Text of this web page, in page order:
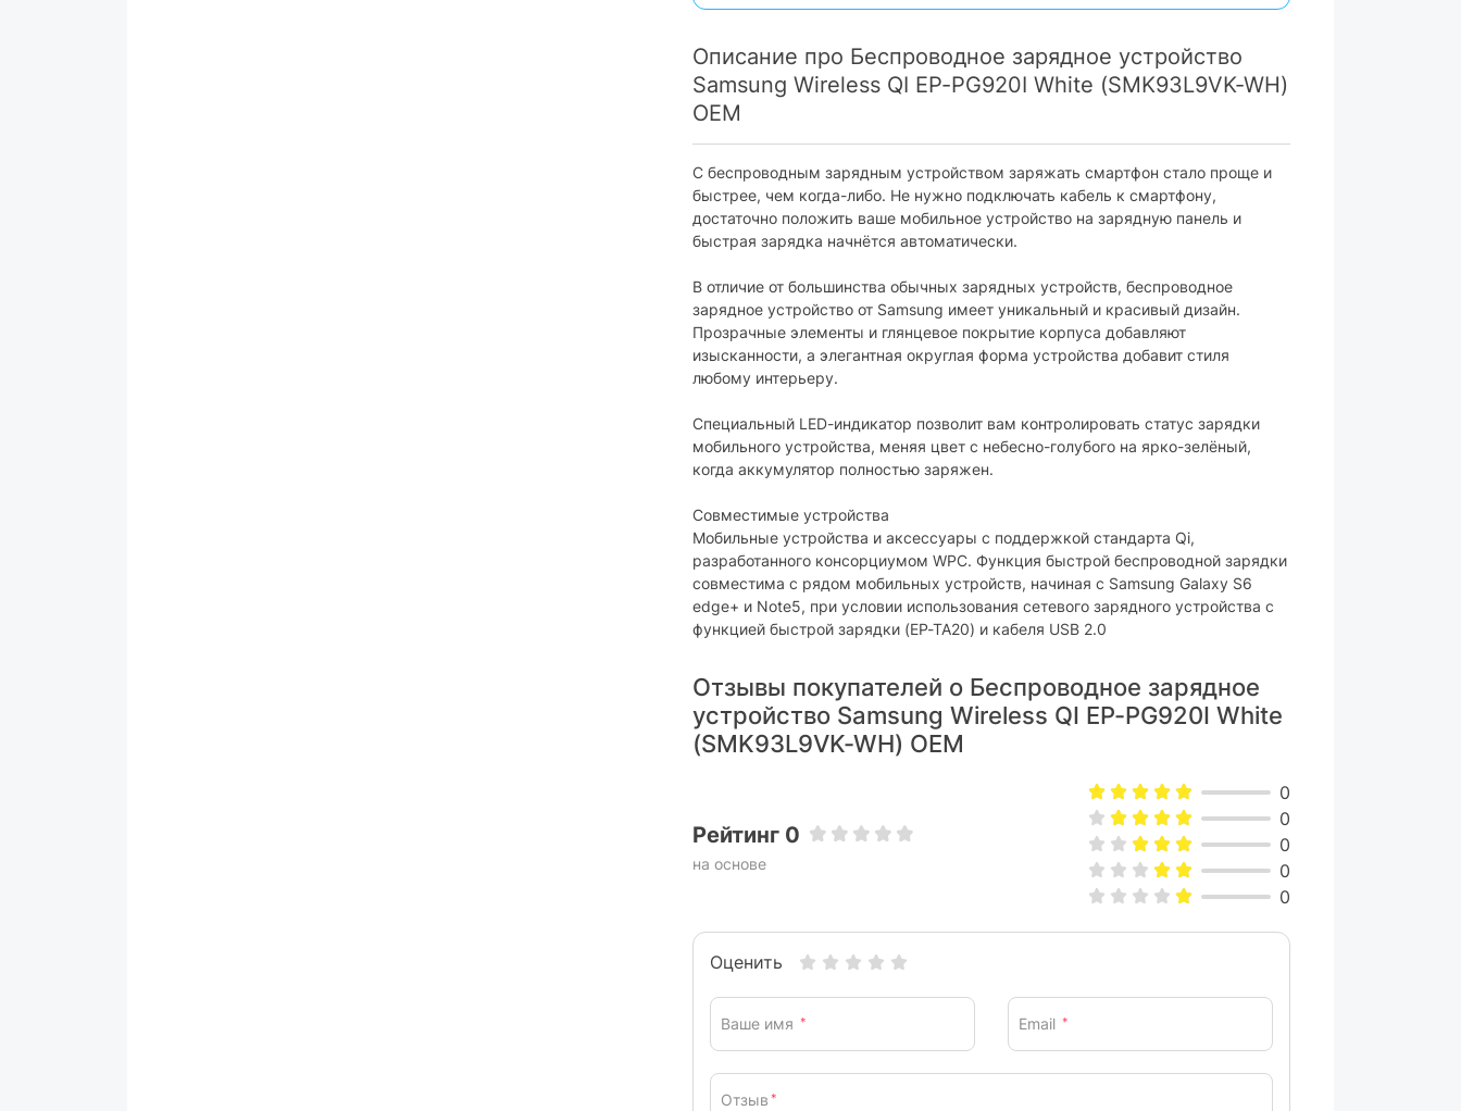
Материал корпуса:
пластик
Цвет:
белый
Характеристики и комплектация товара могут изменяться производителем
без уведомления.
Описание про Беспроводное зарядное устройство
Samsung Wireless QI EP-PG920I White (SMK93L9VK-WH)
OEM
С беспроводным зарядным устройством заряжать смартфон стало проще и
быстрее, чем когда-либо. Не нужно подключать кабель к смартфону,
достаточно положить ваше мобильное устройство на зарядную панель и
быстрая зарядка начнётся автоматически.
В отличие от большинства обычных зарядных устройств, беспроводное
зарядное устройство от Samsung имеет уникальный и красивый дизайн.
Прозрачные элементы и глянцевое покрытие корпуса добавляют
изысканности, а элегантная округлая форма устройства добавит стиля
любому интерьеру.
Специальный LED-индикатор позволит вам контролировать статус зарядки
мобильного устройства, меняя цвет с небесно-голубого на ярко-зелёный,
когда аккумулятор полностью заряжен.
Совместимые устройства
Мобильные устройства и аксессуары с поддержкой стандарта Qi,
разработанного консорциумом WPC. Функция быстрой беспроводной зарядки
совместима с рядом мобильных устройств, начиная с Samsung Galaxy S6
edge+ и Note5, при условии использования сетевого зарядного устройства с
функцией быстрой зарядки (EP-TA20) и кабеля USB 2.0
Отзывы покупателей о Беспроводное зарядное
устройство Samsung Wireless QI EP-PG920I White
(SMK93L9VK-WH) OEM
Рейтинг 0
на основе
0
0
0
0
0
Оценить
Ваше имя * Email *
Отзыв *